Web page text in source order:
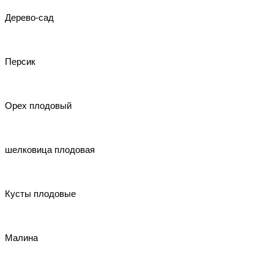
Дерево-сад
Персик
Орех плодовый
шелковица плодовая
Кусты плодовые
Малина